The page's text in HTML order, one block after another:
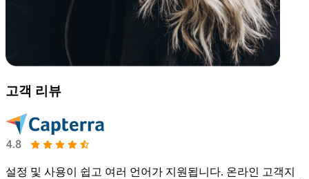
고객 리뷰
설정 및 사용이 쉽고 여러 언어가 지원됩니다. 온라인 고객지